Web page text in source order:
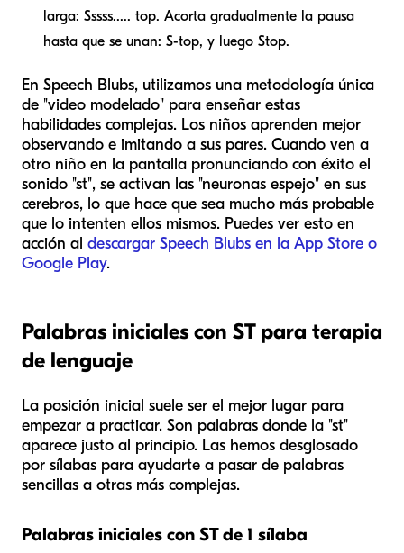
larga: Sssss..... top. Acorta gradualmente la pausa
hasta que se unan: S-top, y luego Stop.
En Speech Blubs, utilizamos una metodología única
de "video modelado" para enseñar estas
habilidades complejas. Los niños aprenden mejor
observando e imitando a sus pares. Cuando ven a
otro niño en la pantalla pronunciando con éxito el
sonido "st", se activan las "neuronas espejo" en sus
cerebros, lo que hace que sea mucho más probable
que lo intenten ellos mismos. Puedes ver esto en
acción al descargar Speech Blubs en la App Store o
Google Play.
Palabras iniciales con ST para terapia
de lenguaje
La posición inicial suele ser el mejor lugar para
empezar a practicar. Son palabras donde la "st"
aparece justo al principio. Las hemos desglosado
por sílabas para ayudarte a pasar de palabras
sencillas a otras más complejas.
Palabras iniciales con ST de 1 sílaba